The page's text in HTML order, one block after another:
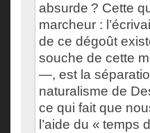
absurde ? Cette
marcheur :
de ce dégoût
souche de cette
—, est la
naturalisme de
ce qui fait que
l’aide du « temps